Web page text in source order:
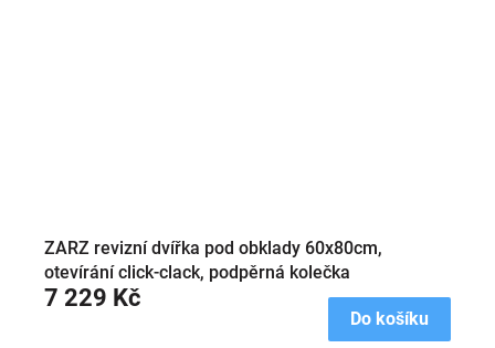
ZARZ revizní dvířka pod obklady 60x80cm,
otevírání click-clack, podpěrná kolečka
7 229 Kč
Do košíku